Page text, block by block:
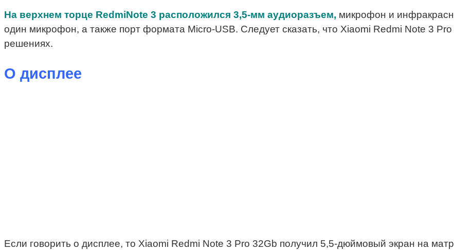
На верхнем торце RedmiNote 3 расположился 3,5-мм аудиоразъем, микрофон и
один микрофон, а также порт формата Micro-USB. Следует сказать, что Xiaomi Redmi Note 3
решениях.
О дисплее
Если говорить о дисплее, то Xiaomi Redmi Note 3 Pro 32Gb получил 5,5-дюймовый экран на